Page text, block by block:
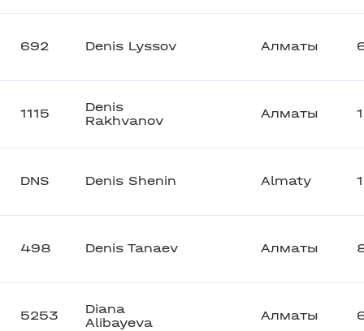
692 Denis Lyssov Алматы
1115
Denis
Rakhvanov
Алматы
DNS Denis Shenin Almaty
498 Denis Tanaev Алматы
5253
Diana
Alibayeva
Алматы